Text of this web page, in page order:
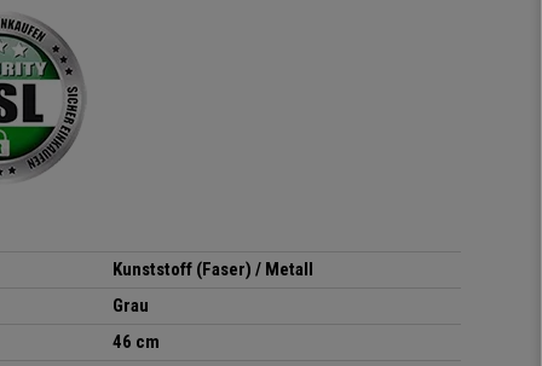
sitzt darin auch wirklich
gut! Die Sitzfläche, eine
elastisches Gewebe passt
sich der
Körperbewegung an.
Klare Kaufempfehlung!
Kunststoff (Faser) / Metall
Grau
46 cm